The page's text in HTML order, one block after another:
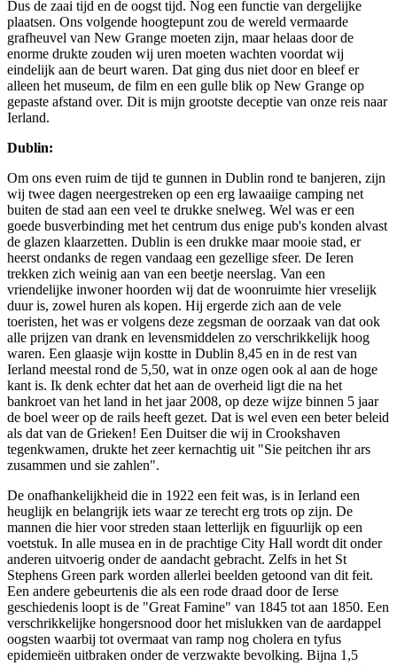
Dus de zaai tijd en de oogst tijd. Nog een functie van dergelijke
plaatsen. Ons volgende hoogtepunt zou de wereld vermaarde
grafheuvel van New Grange moeten zijn, maar helaas door de
enorme drukte zouden wij uren moeten wachten voordat wij
eindelijk aan de beurt waren. Dat ging dus niet door en bleef er
alleen het museum, de film en een gulle blik op New Grange op
gepaste afstand over. Dit is mijn grootste deceptie van onze reis naar
Ierland.
Dublin:
Om ons even ruim de tijd te gunnen in Dublin rond te banjeren, zijn
wij twee dagen neergestreken op een erg lawaaiige camping net
buiten de stad aan een veel te drukke snelweg. Wel was er een
goede busverbinding met het centrum dus enige pub's konden alvast
de glazen klaarzetten. Dublin is een drukke maar mooie stad, er
heerst ondanks de regen vandaag een gezellige sfeer. De Ieren
trekken zich weinig aan van een beetje neerslag. Van een
vriendelijke inwoner hoorden wij dat de woonruimte hier vreselijk
duur is, zowel huren als kopen. Hij ergerde zich aan de vele
toeristen, het was er volgens deze zegsman de oorzaak van dat ook
alle prijzen van drank en levensmiddelen zo verschrikkelijk hoog
waren. Een glaasje wijn kostte in Dublin 8,45 en in de rest van
Ierland meestal rond de 5,50, wat in onze ogen ook al aan de hoge
kant is. Ik denk echter dat het aan de overheid ligt die na het
bankroet van het land in het jaar 2008, op deze wijze binnen 5 jaar
de boel weer op de rails heeft gezet. Dat is wel even een beter beleid
als dat van de Grieken! Een Duitser die wij in Crookshaven
tegenkwamen, drukte het zeer kernachtig uit "Sie peitchen ihr ars
zusammen und sie zahlen".
De onafhankelijkheid die in 1922 een feit was, is in Ierland een
heuglijk en belangrijk iets waar ze terecht erg trots op zijn. De
mannen die hier voor streden staan letterlijk en figuurlijk op een
voetstuk. In alle musea en in de prachtige City Hall wordt dit onder
anderen uitvoerig onder de aandacht gebracht. Zelfs in het St
Stephens Green park worden allerlei beelden getoond van dit feit.
Een andere gebeurtenis die als een rode draad door de Ierse
geschiedenis loopt is de "Great Famine" van 1845 tot aan 1850. Een
verschrikkelijke hongersnood door het mislukken van de aardappel
oogsten waarbij tot overmaat van ramp nog cholera en tyfus
epidemieën uitbraken onder de verzwakte bevolking. Bijna 1,5